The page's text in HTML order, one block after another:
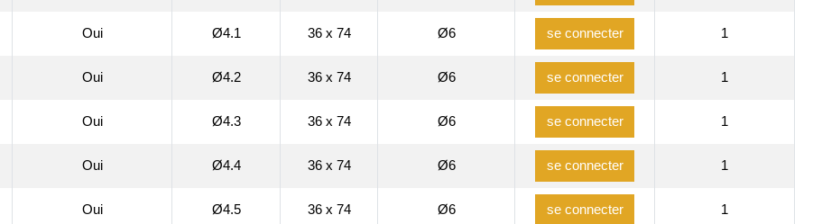
Oui Ø4.1 36 x 74 Ø6 se connecter 1
Oui Ø4.2 36 x 74 Ø6 se connecter 1
Oui Ø4.3 36 x 74 Ø6 se connecter 1
Oui Ø4.4 36 x 74 Ø6 se connecter 1
Oui Ø4.5 36 x 74 Ø6 se connecter 1